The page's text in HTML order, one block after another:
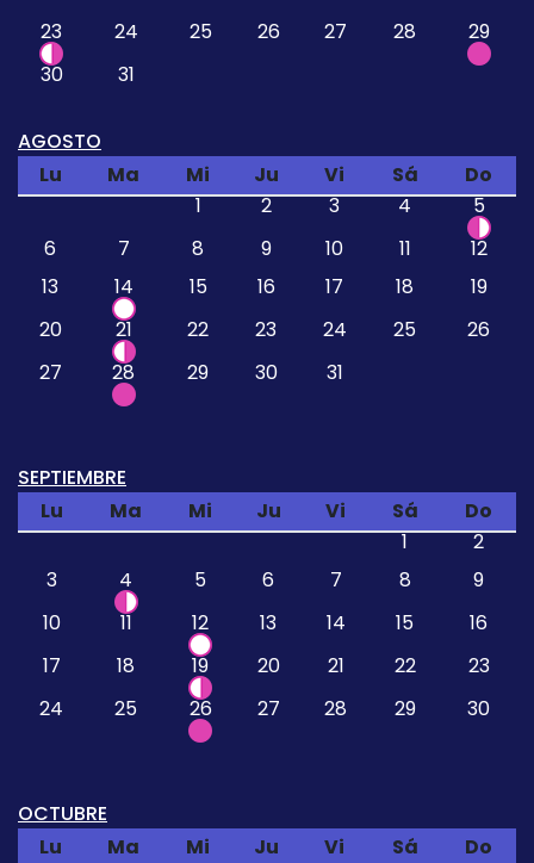
23
24 25 26 27 28
29
30
31
AGOSTO
Lu
Ma Mi Ju Vi Sá
Do
1
2 3 4
5
6
7 8 9 10 11
12
13
14 15 16 17 18
19
20
21 22 23 24 25
26
27
28 29 30 31
SEPTIEMBRE
Lu
Ma Mi Ju Vi Sá
Do
1
2
3
4 5 6 7 8
9
10
11 12 13 14 15
16
17
18 19 20 21 22
23
24
25 26 27 28 29 30
OCTUBRE
Lu
Ma Mi Ju Vi Sá
Do